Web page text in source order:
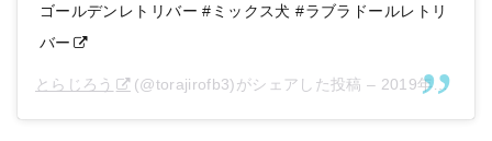
ゴールデンレトリバー #ミックス犬 #ラブラドールレトリ
バー
とらじろう (@torajirofb3)がシェアした投稿 – 2019年11月月30日午前1時45分PST